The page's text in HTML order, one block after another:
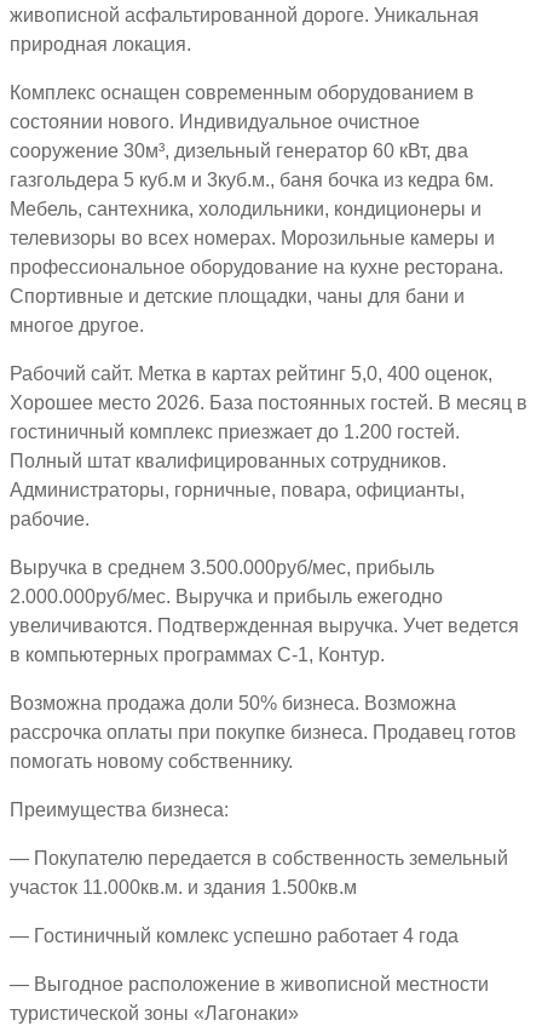
живописной асфальтированной дороге. Уникальная
природная локация.
Комплекс оснащен современным оборудованием в
состоянии нового. Индивидуальное очистное
сооружение 30м³, дизельный генератор 60 кВт, два
газгольдера 5 куб.м и 3куб.м., баня бочка из кедра 6м.
Мебель, сантехника, холодильники, кондиционеры и
телевизоры во всех номерах. Морозильные камеры и
профессиональное оборудование на кухне ресторана.
Спортивные и детские площадки, чаны для бани и
многое другое.
Рабочий сайт. Метка в картах рейтинг 5,0, 400 оценок,
Хорошее место 2026. База постоянных гостей. В месяц в
гостиничный комплекс приезжает до 1.200 гостей.
Полный штат квалифицированных сотрудников.
Администраторы, горничные, повара, официанты,
рабочие.
Выручка в среднем 3.500.000руб/мес, прибыль
2.000.000руб/мес. Выручка и прибыль ежегодно
увеличиваются. Подтвержденная выручка. Учет ведется
в компьютерных программах С-1, Контур.
Возможна продажа доли 50% бизнеса. Возможна
рассрочка оплаты при покупке бизнеса. Продавец готов
помогать новому собственнику.
Преимущества бизнеса:
— Покупателю передается в собственность земельный
участок 11.000кв.м. и здания 1.500кв.м
— Гостиничный комлекс успешно работает 4 года
— Выгодное расположение в живописной местности
туристической зоны «Лагонаки»